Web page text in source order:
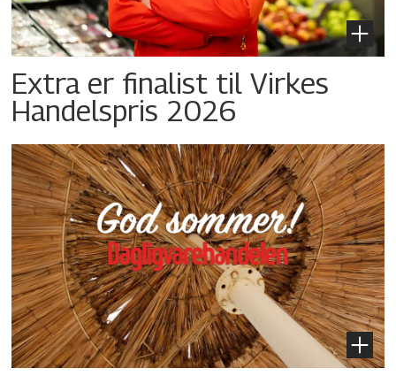
Extra er finalist til Virkes
Handelspris 2026